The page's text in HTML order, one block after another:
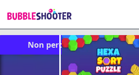
Non perdere i tuoi progressi!